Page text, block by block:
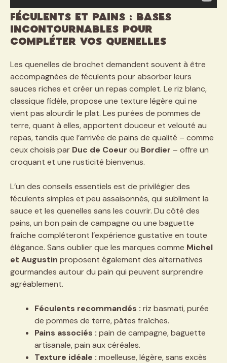
Féculents et pains : bases
incontournables pour
compléter vos quenelles
Les quenelles de brochet demandent souvent à être
accompagnées de féculents pour absorber leurs
sauces riches et créer un repas complet. Le riz blanc,
classique fidèle, propose une texture légère qui ne
vient pas alourdir le plat. Les purées de pommes de
terre, quant à elles, apportent douceur et velouté au
repas, tandis que l’arrivée de pains de qualité – comme
ceux choisis par Duc de Coeur ou Bordier – offre un
croquant et une rusticité bienvenus.
L’un des conseils essentiels est de privilégier des
féculents simples et peu assaisonnés, qui subliment la
sauce et les quenelles sans les couvrir. Du côté des
pains, un bon pain de campagne ou une baguette
fraîche compléteront l’expérience gustative en toute
élégance. Sans oublier que les marques comme Michel
et Augustin proposent également des alternatives
gourmandes autour du pain qui peuvent surprendre
agréablement.
Féculents recommandés : riz basmati, purée
de pommes de terre, pâtes fraîches.
Pains associés : pain de campagne, baguette
artisanale, pain aux céréales.
Texture idéale : moelleuse, légère, sans excès